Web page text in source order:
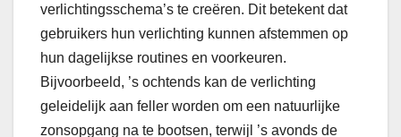
verlichtingsschema’s te creëren. Dit betekent dat
gebruikers hun verlichting kunnen afstemmen op
hun dagelijkse routines en voorkeuren.
Bijvoorbeeld, ’s ochtends kan de verlichting
geleidelijk aan feller worden om een natuurlijke
zonsopgang na te bootsen, terwijl ’s avonds de